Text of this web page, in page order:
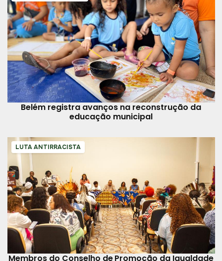
Belém registra avanços na reconstrução da
educação municipal
LUTA ANTIRRACISTA
Membros do Conselho de Promoção da Igualdade